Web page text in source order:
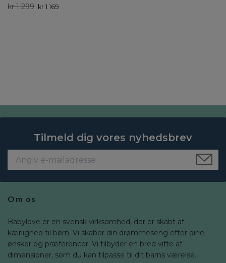
kr 1 299 kr 1 169
Tilmeld dig vores nyhedsbrev
Om os
Babylove er en svensk virksomhed, der er skabt af
kærlighed til børn. Vi skaber din drømmeseng efter dine
ønsker og præferencer. Vi tilbyder en bred vifte af
dimensioner, som du kan tilpasse til dit barns værelse.